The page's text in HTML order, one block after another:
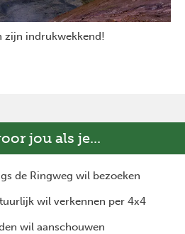
zijn indrukwekkend!
jou als je...
de Ringweg wil bezoeken
wil verkennen per 4x4
wil aanschouwen